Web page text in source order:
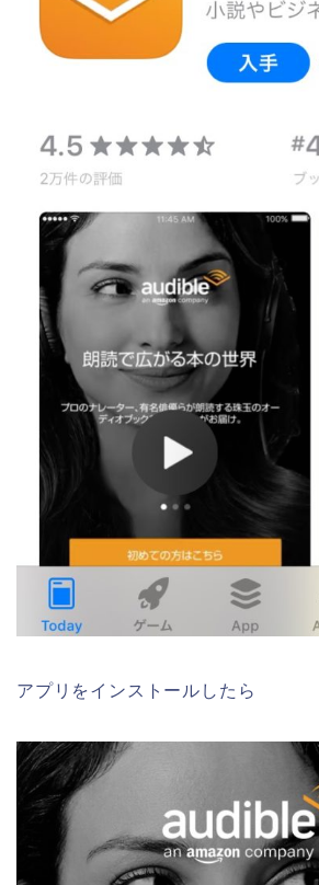
アプリをインストールしたら